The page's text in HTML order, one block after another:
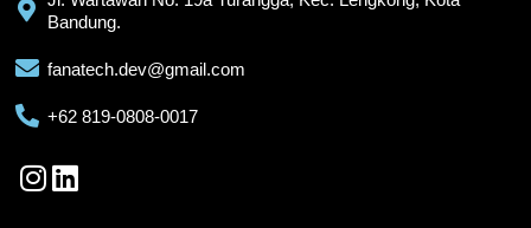
Bandung.
fanatech.dev@gmail.com
+62 819-0808-0017